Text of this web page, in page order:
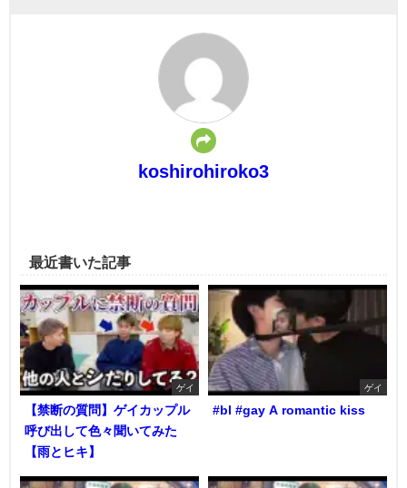
koshirohiroko3
最近書いた記事
ゲイ
【禁断の質問】ゲイカップル
呼び出して色々聞いてみた
【雨とヒキ】
ゲイ
#bl #gay A romantic kiss